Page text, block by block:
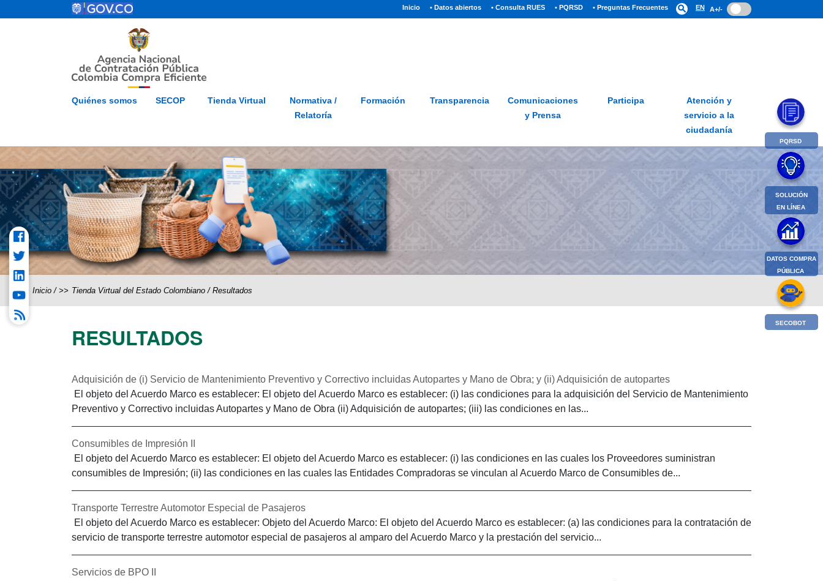
Pasar al contenido principal Inicio(current)
• Datos abiertos • Consulta RUES • PQRSD • Preguntas Frecuentes search EN A+/-
Inicio Mapa del Sitio Glosario PQRSD Preguntas frecuentes
Quiénes somos SECOP Tienda Virtual
Normativa /
Relatoría
Formación Transparencia
Comunicaciones
y Prensa
Participa
Atención y
servicio a la
ciudadanía
Inicio / Tienda Virtual del Estado Colombiano / Resultados
RESULTADOS
Adquisición de (i) Servicio de Mantenimiento Preventivo y Correctivo incluidas Autopartes y Mano de Obra; y (ii) Adquisición de autopartes
El objeto del Acuerdo Marco es establecer: El objeto del Acuerdo Marco es establecer: (i) las condiciones para la adquisición del Servicio de Mantenimiento
Preventivo y Correctivo incluidas Autopartes y Mano de Obra (ii) Adquisición de autopartes; (iii) las condiciones en las...
Consumibles de Impresión II
El objeto del Acuerdo Marco es establecer: El objeto del Acuerdo Marco es establecer: (i) las condiciones en las cuales los Proveedores suministran
consumibles de Impresión; (ii) las condiciones en las cuales las Entidades Compradoras se vinculan al Acuerdo Marco de Consumibles de...
Transporte Terrestre Automotor Especial de Pasajeros
El objeto del Acuerdo Marco es establecer: Objeto del Acuerdo Marco: El objeto del Acuerdo Marco es establecer: (a) las condiciones para la contratación de
servicio de transporte terrestre automotor especial de pasajeros al amparo del Acuerdo Marco y la prestación del servicio...
Servicios de BPO II
PQRSD
SOLUCIÓN
EN LÍNEA
DATOS COMPRA
PÚBLICA
SECOBOT